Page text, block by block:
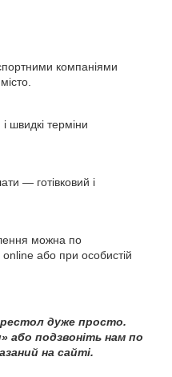
компаніями
швидкі терміни
— готівковий і
можна по
або при особистій
дуже просто.
або подзвоніть нам по
на сайті.